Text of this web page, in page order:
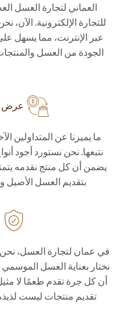
العماني لتجارة العسل
للتجارة الإلكترونية.
عبر الإنترنت، مما يسهل
الجودة من العسل
عرض
ما يميزنا عن المتداولين
نتبعها. نحن نستورد أجود
يضمن أن كل منتج نقدمه
بتقديم العسل الأصيل
في عمان لتجارة العسل،
نختار بعناية العسل
أن كل جرة تقدم طعمًا لا
تقديم منتجات ليست